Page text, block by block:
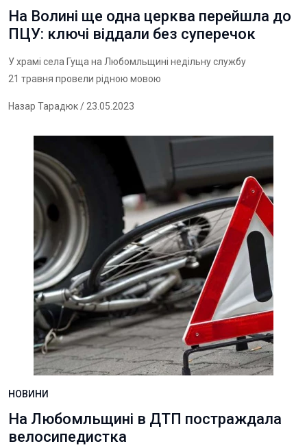
На Волині ще одна церква перейшла до
ПЦУ: ключі віддали без суперечок
У храмі села Гуща на Любомльщині недільну службу
21 травня провели рідною мовою
Назар Тарадюк/ 23.05.2023
НОВИНИ
На Любомльщині в ДТП постраждала
велосипедистка